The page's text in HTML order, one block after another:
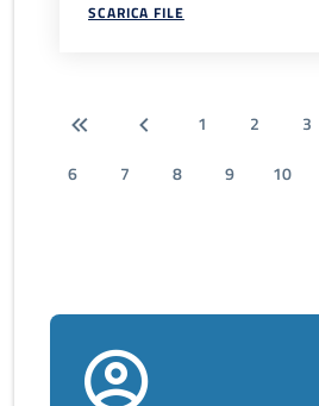
SCARICA FILE
1 2 3
6
7 8 9 10